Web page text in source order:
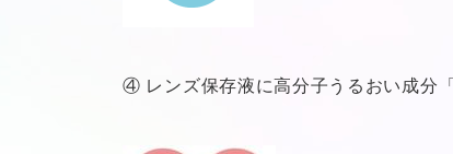
④ レンズ保存液に高分子うるおい成分